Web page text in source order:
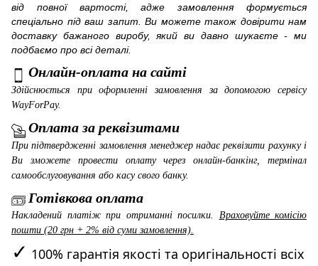
від повної вартості, адже замовлення формується
спеціально під ваш запит. Ви можете також довірити нам
доставку бажаного виробу, який ви давно шукаєте - ми
подбаємо про всі деталі.
Онлайн-оплата на сайті
Здійснюється при оформленні замовлення за допомогою сервісу
WayForPay.
Оплата за реквізитами
При підтвердженні замовлення менеджер надає реквізити рахунку і
Ви зможете провести оплату через онлайн-банкінг, термінал
самообслуговування або касу свого банку.
Готівкова оплата
Накладений платіж при отриманні посилки. Враховуйте комісію
пошти (20 грн + 2% від суми замовлення).
✓ 100% гарантія якості та оригінальності всіх